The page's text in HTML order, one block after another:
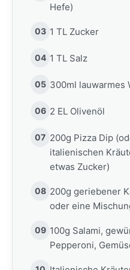
Hefe)
03 1 TL Zucker
04 1 TL Salz
05 300ml lauwarmes
06 2 EL Olivenöl
07 200g Pizza Dip
italienischen
etwas Zucker)
08 200g geriebener
oder eine
09 100g Salami,
Pepperoni,